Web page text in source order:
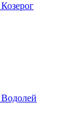
Козерог
Водолей